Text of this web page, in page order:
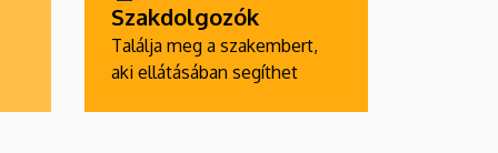
Szakdolgozók
Találja meg a szakembert,
aki ellátásában segíthet